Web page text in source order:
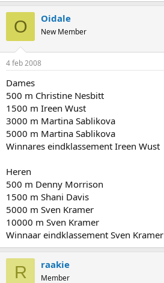
O Oidale
New Member
4 feb 2008
Dames
500 m Christine Nesbitt
1500 m Ireen Wust
3000 m Martina Sablikova
5000 m Martina Sablikova
Winnares eindklassement Ireen Wust
Heren
500 m Denny Morrison
1500 m Shani Davis
5000 m Sven Kramer
10000 m Sven Kramer
Winnaar eindklassement Sven Kramer
R raakie
Member